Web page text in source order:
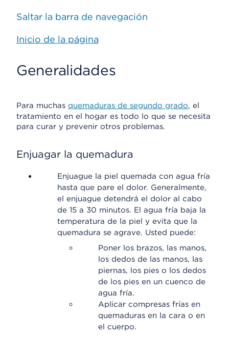
Saltar la barra de navegación
Inicio de la página
Generalidades
Para muchas quemaduras de segundo grado, el
tratamiento en el hogar es todo lo que se necesita
para curar y prevenir otros problemas.
Enjuagar la quemadura
Enjuague la piel quemada con agua fría
hasta que pare el dolor. Generalmente,
el enjuague detendrá el dolor al cabo
de 15 a 30 minutos. El agua fría baja la
temperatura de la piel y evita que la
quemadura se agrave. Usted puede:
Poner los brazos, las manos,
los dedos de las manos, las
piernas, los pies o los dedos
de los pies en un cuenco de
agua fría.
Aplicar compresas frías en
quemaduras en la cara o en
el cuerpo.